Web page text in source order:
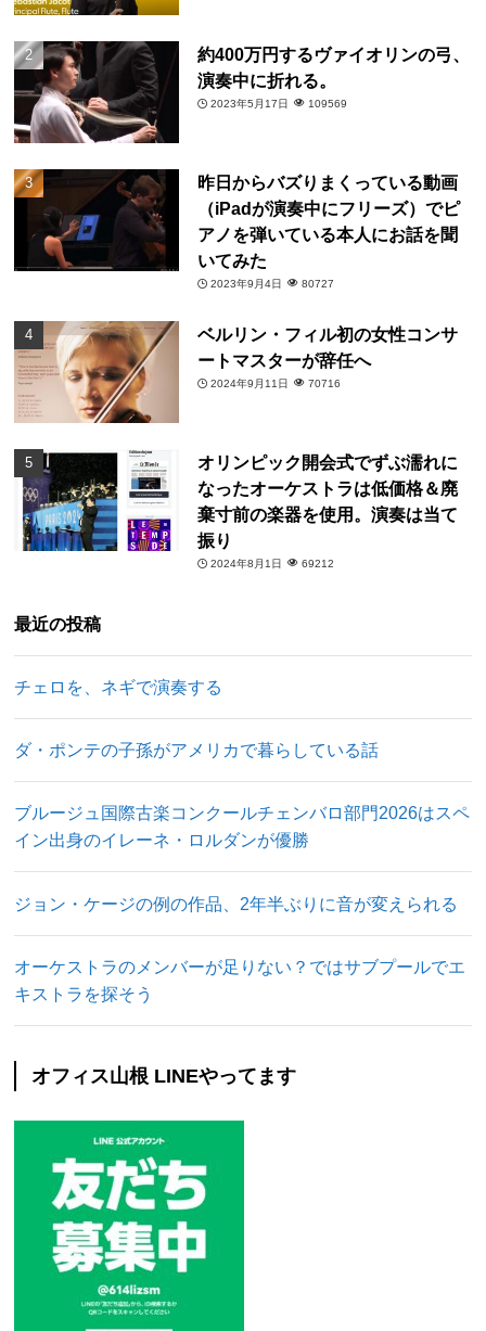
約400万円するヴァイオリンの弓、
演奏中に折れる。
2023年5月17日 109569
昨日からバズりまくっている動画
（iPadが演奏中にフリーズ）でピ
アノを弾いている本人にお話を聞
いてみた
2023年9月4日 80727
ベルリン・フィル初の女性コンサ
ートマスターが辞任へ
2024年9月11日 70716
オリンピック開会式でずぶ濡れに
なったオーケストラは低価格＆廃
棄寸前の楽器を使用。演奏は当て
振り
2024年8月1日 69212
最近の投稿
チェロを、ネギで演奏する
ダ・ポンテの子孫がアメリカで暮らしている話
ブルージュ国際古楽コンクールチェンバロ部門2026はスペ
イン出身のイレーネ・ロルダンが優勝
ジョン・ケージの例の作品、2年半ぶりに音が変えられる
オーケストラのメンバーが足りない？ではサブプールでエ
キストラを探そう
オフィス山根 LINEやってます